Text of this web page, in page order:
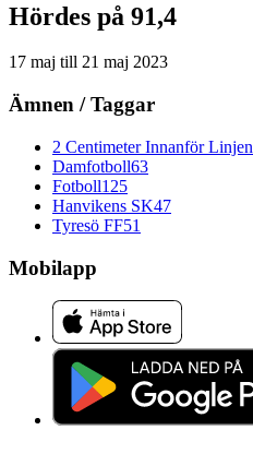
Hördes på 91,4
17 maj till 21 maj 2023
Ämnen / Taggar
2 Centimeter Innanför Linjen
Damfotboll63
Fotboll125
Hanvikens SK47
Tyresö FF51
Mobilapp